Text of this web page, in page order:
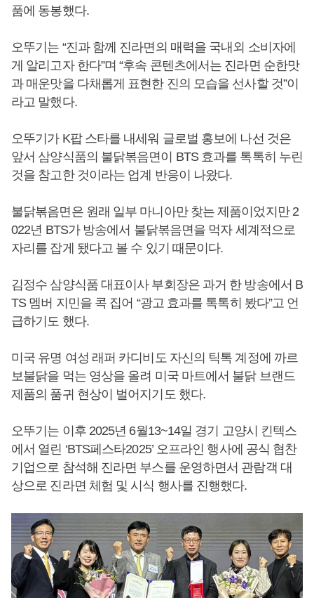
품에 동봉했다.
오뚜기는 “진과 함께 진라면의 매력을 국내외 소비자에
게 알리고자 한다”며 “후속 콘텐츠에서는 진라면 순한맛
과 매운맛을 다채롭게 표현한 진의 모습을 선사할 것”이
라고 말했다.
오뚜기가 K팝 스타를 내세워 글로벌 홍보에 나선 것은
앞서 삼양식품의 불닭볶음면이 BTS 효과를 톡톡히 누린
것을 참고한 것이라는 업계 반응이 나왔다.
불닭볶음면은 원래 일부 마니아만 찾는 제품이었지만 2
022년 BTS가 방송에서 불닭볶음면을 먹자 세계적으로
자리를 잡게 됐다고 볼 수 있기 때문이다.
김정수 삼양식품 대표이사 부회장은 과거 한 방송에서 B
TS 멤버 지민을 콕 집어 “광고 효과를 톡톡히 봤다”고 언
급하기도 했다.
미국 유명 여성 래퍼 카디비도 자신의 틱톡 계정에 까르
보불닭을 먹는 영상을 올려 미국 마트에서 불닭 브랜드
제품의 품귀 현상이 벌어지기도 했다.
오뚜기는 이후 2025년 6월13~14일 경기 고양시 킨텍스
에서 열린 ‘BTS페스타2025’ 오프라인 행사에 공식 협찬
기업으로 참석해 진라면 부스를 운영하면서 관람객 대
상으로 진라면 체험 및 시식 행사를 진행했다.